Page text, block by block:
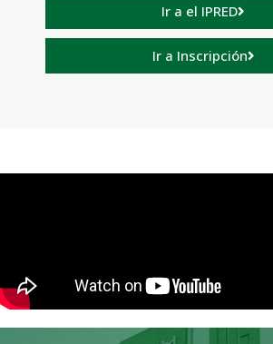
Ir a el IPRED
Ir a Inscripción